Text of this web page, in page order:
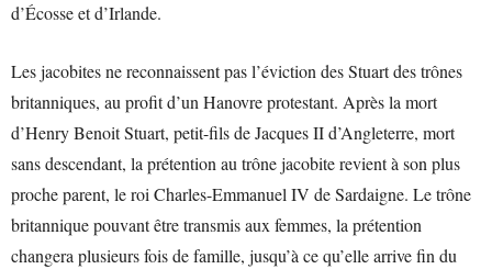
d’Écosse et d’Irlande.
Les jacobites ne reconnaissent pas l’éviction des Stuart des trônes
britanniques, au profit d’un Hanovre protestant. Après la mort
d’Henry Benoit Stuart, petit-fils de Jacques II d’Angleterre, mort
sans descendant, la prétention au trône jacobite revient à son plus
proche parent, le roi Charles-Emmanuel IV de Sardaigne. Le trône
britannique pouvant être transmis aux femmes, la prétention
changera plusieurs fois de famille, jusqu’à ce qu’elle arrive fin du